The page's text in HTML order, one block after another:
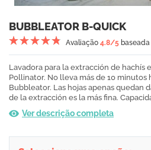
BUBBLEATOR B-QUICK
Avaliação 4.8/5
Lavadora para la extracción de hachís
Pollinator. No lleva más de 10 minutos
Bubbleator. Las hojas apenas quedan
de la extracción es la más fina.
Ver descrição completa